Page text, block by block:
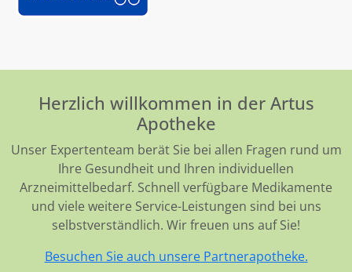
Herzlich willkommen in der Artus
Apotheke
Unser Expertenteam berät Sie bei allen Fragen rund um
Ihre Gesundheit und Ihren individuellen
Arzneimittelbedarf. Schnell verfügbare Medikamente
und viele weitere Service-Leistungen sind bei uns
selbstverständlich. Wir freuen uns auf Sie!
Besuchen Sie auch unsere Partnerapotheke.